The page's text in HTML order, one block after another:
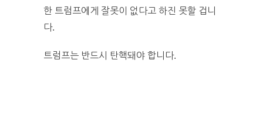
한 트럼프에게 잘못이 없다고 하진 못할 겁니
다.
트럼프는 반드시 탄핵돼야 합니다.